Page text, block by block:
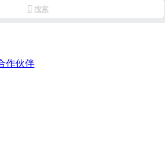
 搜索
作伙伴